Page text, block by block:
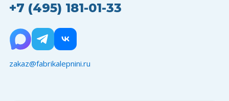
+7 (495) 181-01-33
zakaz@fabrikalepnini.ru